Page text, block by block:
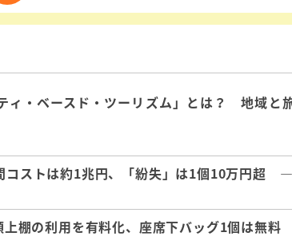
ィ・ベースド・ツーリズム」とは？ 地域と
コストは約1兆円、「紛失」は1個10万円超
棚の利用を有料化、座席下バッグ1個は無料